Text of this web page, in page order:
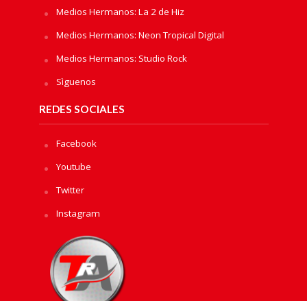
Medios Hermanos: La 2 de Hiz
Medios Hermanos: Neon Tropical Digital
Medios Hermanos: Studio Rock
Sìguenos
REDES SOCIALES
Facebook
Youtube
Twitter
Instagram